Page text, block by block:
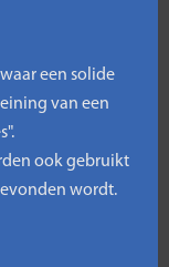
een solide
van een
ook gebruikt
wordt.